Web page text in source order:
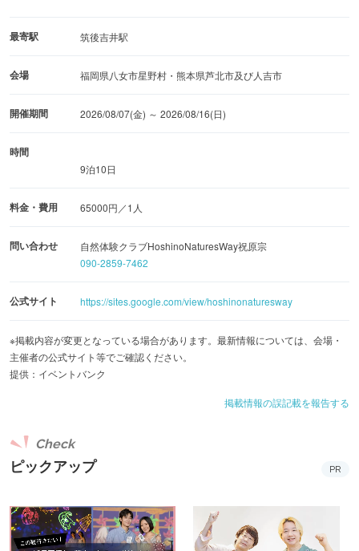
最寄駅 筑後吉井駅
会場 福岡県八女市星野村・熊本県芦北市及び人吉市
開催期間 2026/08/07(金) ～ 2026/08/16(日)
時間
9泊10日
料金・費用 65000円／1人
問い合わせ
自然体験クラブHoshinoNaturesWay祝原宗
090-2859-7462
公式サイト https://sites.google.com/view/hoshinonaturesway
※掲載内容が変更となっている場合があります。最新情報については、会場・
主催者の公式サイト等でご確認ください。
提供：イベントバンク
掲載情報の誤記載を報告する
ピックアップ
Check
PR